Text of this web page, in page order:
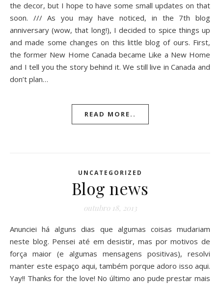
the decor, but I hope to have some small updates on that
soon. /// As you may have noticed, in the 7th blog
anniversary (wow, that long!), I decided to spice things up
and made some changes on this little blog of ours. First,
the former New Home Canada became Like a New Home
and I tell you the story behind it. We still live in Canada and
don’t plan…
READ MORE..
UNCATEGORIZED
Blog news
outubro 18, 2013
Anunciei há alguns dias que algumas coisas mudariam
neste blog. Pensei até em desistir, mas por motivos de
força maior (e algumas mensagens positivas), resolvi
manter este espaço aqui, também porque adoro isso aqui.
Yay!! Thanks for the love! No último ano pude prestar mais